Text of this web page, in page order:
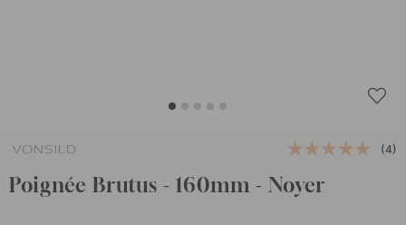
(4)
Poignée Brutus - 160mm - Noyer